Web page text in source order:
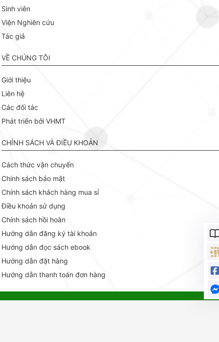
Sinh viên
Viện Nghiên cứu
Tác giả
VỀ CHÚNG TÔI
Giới thiệu
Liên hệ
Các đối tác
Phát triển bởi VHMT
CHÍNH SÁCH VÀ ĐIỀU KHOẢN
Cách thức vận chuyển
Chính sách bảo mật
Chính sách khách hàng mua sỉ
Điều khoản sử dụng
Chính sách hồi hoàn
Hướng dẫn đăng ký tài khoản
Hướng dẫn đọc sách ebook
Hướng dẫn đặt hàng
Hướng dẫn thanh toán đơn hàng